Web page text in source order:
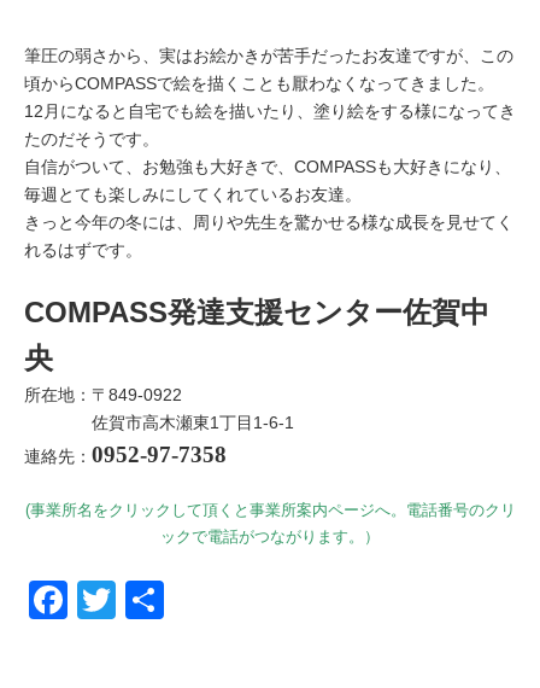
筆圧の弱さから、実はお絵かきが苦手だったお友達ですが、この
頃からCOMPASSで絵を描くことも厭わなくなってきました。
12月になると自宅でも絵を描いたり、塗り絵をする様になってき
たのだそうです。
自信がついて、お勉強も大好きで、COMPASSも大好きになり、
毎週とても楽しみにしてくれているお友達。
きっと今年の冬には、周りや先生を驚かせる様な成長を見せてく
れるはずです。
COMPASS発達支援センター佐賀中
央
所在地：〒849-0922
佐賀市高木瀬東1丁目1-6-1
連絡先： 0952-97-7358
(事業所名をクリックして頂くと事業所案内ページへ。電話番号のクリ
ックで電話がつながります。）
FacebookTwitter